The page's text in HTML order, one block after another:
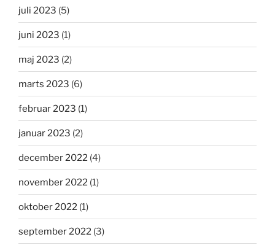
juli 2023 (5)
juni 2023 (1)
maj 2023 (2)
marts 2023 (6)
februar 2023 (1)
januar 2023 (2)
december 2022 (4)
november 2022 (1)
oktober 2022 (1)
september 2022 (3)